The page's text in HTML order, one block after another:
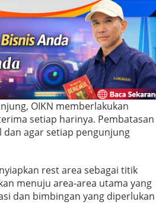
OIKN memberlakukan
setiap harinya. Pembatasan
agar setiap pengunjung
rest area sebagai titik
menuju area-area utama yang
dan bimbingan yang diperlukan